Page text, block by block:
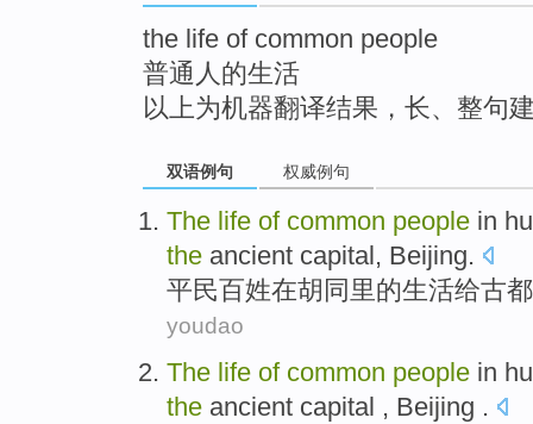
the life of common people
普通人的生活
以上为机器翻译结果，长、整句
双语例句 权威例句
The life of common people in
the ancient capital, Beijing.
平民百姓在胡同 里的生活给古都
youdao
The life of common people in
the ancient capital , Beijing .